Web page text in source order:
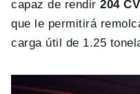
capaz de rendir204
que le permitirá
carga útil de 1.25